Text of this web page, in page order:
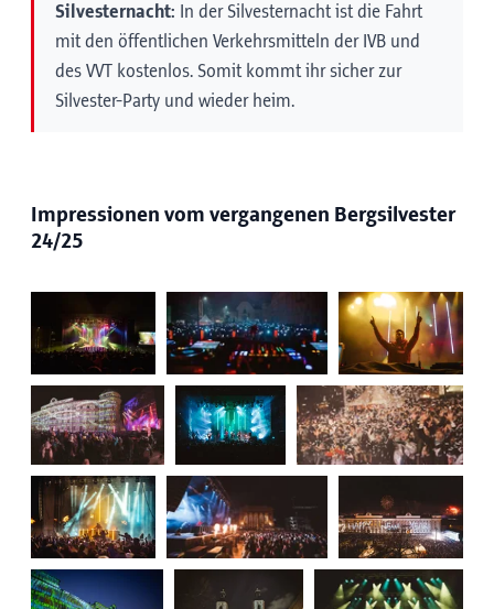
Silvesternacht: In der Silvesternacht ist die Fahrt
mit den öffentlichen Verkehrsmitteln der IVB und
des VVT kostenlos. Somit kommt ihr sicher zur
Silvester-Party und wieder heim.
Impressionen vom vergangenen Bergsilvester
24/25